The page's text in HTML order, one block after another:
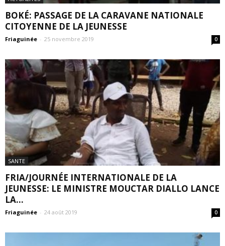
BOKÉ: PASSAGE DE LA CARAVANE NATIONALE
CITOYENNE DE LA JEUNESSE
Friaguinée - 25 novembre 2019 0
SANTE
FRIA/JOURNÉE INTERNATIONALE DE LA
JEUNESSE: LE MINISTRE MOUCTAR DIALLO LANCE
LA...
Friaguinée - 24 août 2019 0